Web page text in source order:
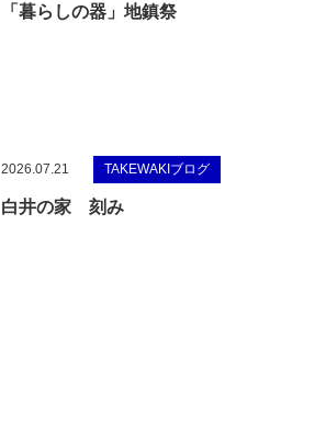
「暮らしの器」地鎮祭
2026.07.21 TAKEWAKIブログ
白井の家 刻み